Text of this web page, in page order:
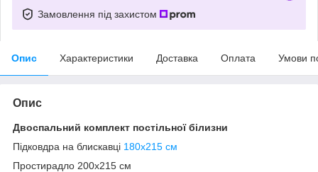
Замовлення під захистом
Опис Характеристики Доставка Оплата Умови
Опис
Двоспальний комплект постільної білизни
Підковдра на блискавці 180x215 см
Простирадло 200x215 см